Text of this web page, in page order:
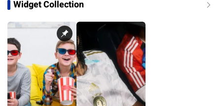
Widget Collection